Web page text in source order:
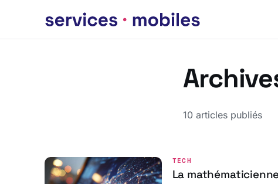
10 articles publiés
TECH
La